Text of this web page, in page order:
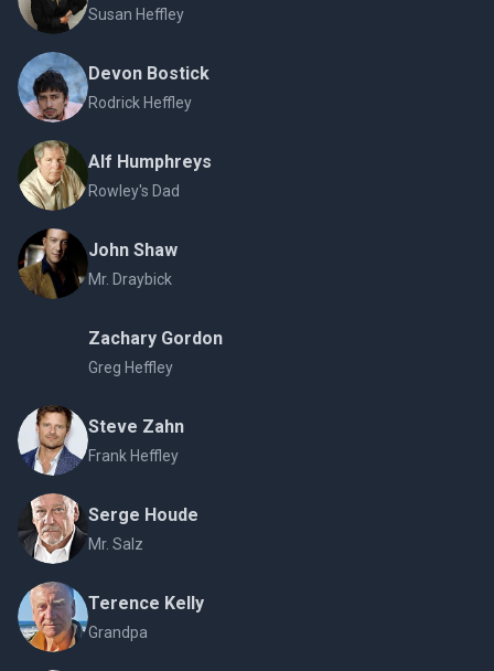
Susan Heffley
Devon Bostick
Rodrick Heffley
Alf Humphreys
Rowley's Dad
John Shaw
Mr. Draybick
Zachary Gordon
Greg Heffley
Steve Zahn
Frank Heffley
Serge Houde
Mr. Salz
Terence Kelly
Grandpa